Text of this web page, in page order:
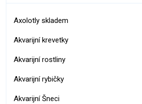
Axolotly skladem
Akvarijní krevetky
Akvarijní rostliny
Akvarijní rybičky
Akvarijní Šneci